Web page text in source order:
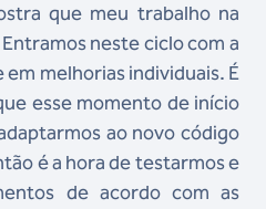
que meu trabalho na
neste ciclo com a
melhorias individuais. É
esse momento de início
ao novo código
é a hora de testarmos e
de acordo com as